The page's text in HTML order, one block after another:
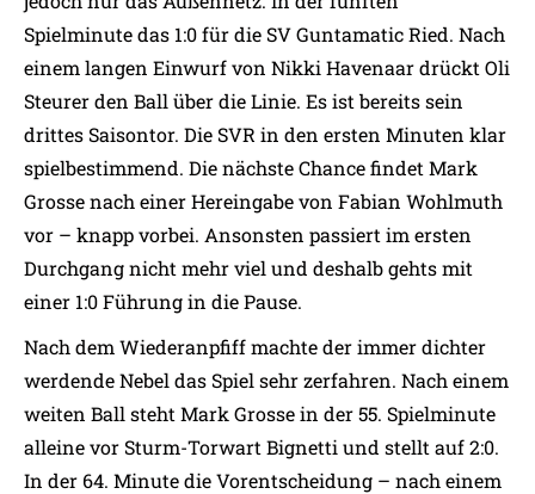
Spielminute das 1:0 für die SV Guntamatic Ried. Nach
einem langen Einwurf von Nikki Havenaar drückt Oli
Steurer den Ball über die Linie. Es ist bereits sein
drittes Saisontor. Die SVR in den ersten Minuten klar
spielbestimmend. Die nächste Chance findet Mark
Grosse nach einer Hereingabe von Fabian Wohlmuth
vor – knapp vorbei. Ansonsten passiert im ersten
Durchgang nicht mehr viel und deshalb gehts mit
einer 1:0 Führung in die Pause.
Nach dem Wiederanpfiff machte der immer dichter
werdende Nebel das Spiel sehr zerfahren. Nach einem
weiten Ball steht Mark Grosse in der 55. Spielminute
alleine vor Sturm-Torwart Bignetti und stellt auf 2:0.
In der 64. Minute die Vorentscheidung – nach einem